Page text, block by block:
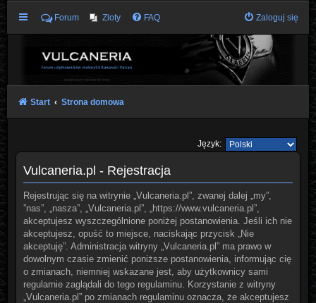
Forum Zloty FAQ Zaloguj się
Start Strona domowa
Język:
Vulcaneria.pl - Rejestracja
Rejestrując się na witrynie „Vulcaneria.pl”, zwanej dalej „my”,
”nas”, „nasza”, „Vulcaneria.pl”, „https://www.vulcaneria.pl”,
akceptujesz wyszczególnione poniżej postanowienia. Jeśli ich nie
akceptujesz, opuść to miejsce, naciskając przycisk „Nie
akceptuję”. Administracja witryny „Vulcaneria.pl” ma prawo w
dowolnym czasie zmienić poniższe postanowienia, informując cię
o zmianach, niemniej wskazane jest, aby użytkownicy sami
regularnie zaglądali do tego regulaminu. Korzystanie z witryny
„Vulcaneria.pl” po zmianach regulaminu oznacza, że akceptujesz